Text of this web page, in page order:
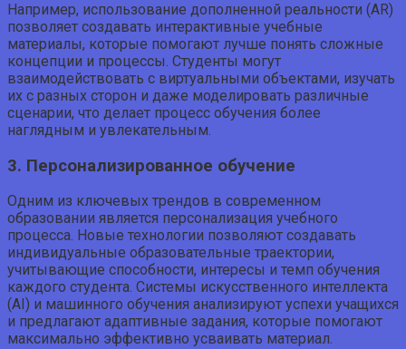
Например, использование дополненной реальности (AR)
позволяет создавать интерактивные учебные
материалы, которые помогают лучше понять сложные
концепции и процессы. Студенты могут
взаимодействовать с виртуальными объектами, изучать
их с разных сторон и даже моделировать различные
сценарии, что делает процесс обучения более
наглядным и увлекательным.
3. Персонализированное обучение
Одним из ключевых трендов в современном
образовании является персонализация учебного
процесса. Новые технологии позволяют создавать
индивидуальные образовательные траектории,
учитывающие способности, интересы и темп обучения
каждого студента. Системы искусственного интеллекта
(AI) и машинного обучения анализируют успехи учащихся
и предлагают адаптивные задания, которые помогают
максимально эффективно усваивать материал.